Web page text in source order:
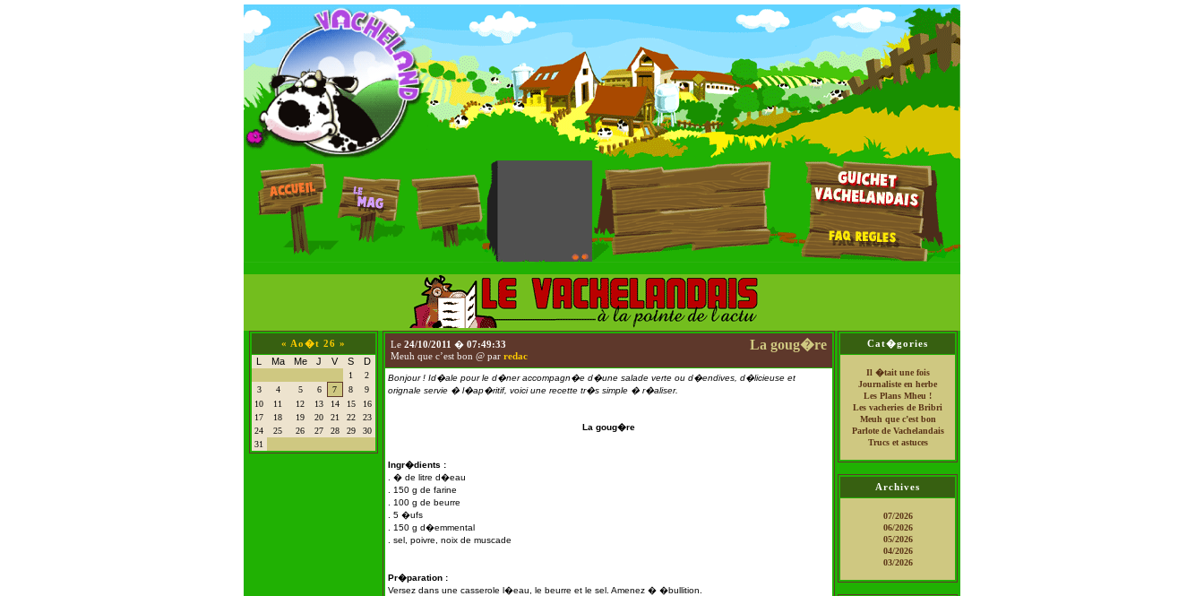
« Ao�t 26 »
L
Ma Me J V S D
1
2
3
4 5 6 7 8
9
10
11 12 13 14 15
16
17
18 19 20 21 22
23
24
25 26 27 28 29
30
31
Le 24/10/2011 � 07:49:33
Meuh que c’est bon @ par redac
La goug�re
Bonjour ! Id�ale pour le d�ner accompagn�e d�une salade verte ou d�endives, d�licieuse et
orignale servie � l�ap�ritif, voici une recette tr�s simple � r�aliser.
La goug�re
Ingr�dients :
. � de litre d�eau
150 g de farine
100 g de beurre
. 5 �ufs
150 g d�emmental
. sel, poivre, noix de muscade
Pr�paration :
Versez dans une casserole l�eau, le beurre et le sel. Amenez � �bullition.
Cat�gories
Il �tait une fois
Journaliste en herbe
Les Plans Mheu !
Les vacheries de Bribri
Meuh que c’est bon
Parlote de Vachelandais
Trucs et astuces
Archives
07/2026
06/2026
05/2026
04/2026
03/2026